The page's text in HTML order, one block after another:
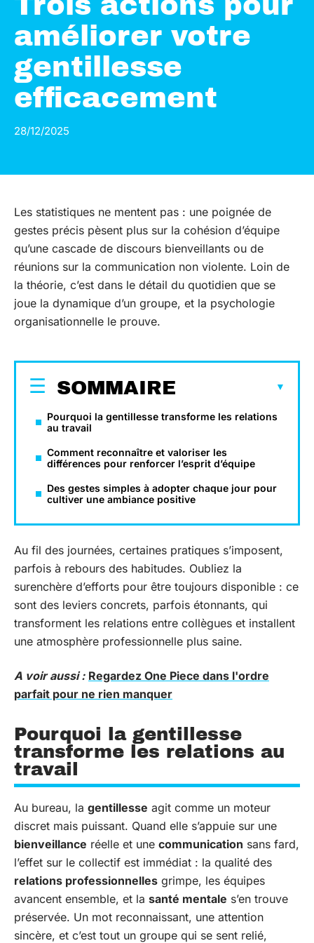
améliorer votre
gentillesse
efficacement
28/12/2025
Les statistiques ne mentent pas : une poignée de
gestes précis pèsent plus sur la cohésion d’équipe
qu’une cascade de discours bienveillants ou de
réunions sur la communication non violente. Loin de
la théorie, c’est dans le détail du quotidien que se
joue la dynamique d’un groupe, et la psychologie
organisationnelle le prouve.
SOMMAIRE
Pourquoi la gentillesse transforme les relations
au travail
Comment reconnaître et valoriser les
différences pour renforcer l’esprit d’équipe
Des gestes simples à adopter chaque jour pour
cultiver une ambiance positive
Au fil des journées, certaines pratiques s’imposent,
parfois à rebours des habitudes. Oubliez la
surenchère d’efforts pour être toujours disponible : ce
sont des leviers concrets, parfois étonnants, qui
transforment les relations entre collègues et installent
une atmosphère professionnelle plus saine.
A voir aussi : Regardez One Piece dans l'ordre
parfait pour ne rien manquer
Pourquoi la gentillesse
transforme les relations au
travail
Au bureau, la gentillesse agit comme un moteur
discret mais puissant. Quand elle s’appuie sur une
bienveillance réelle et une communication sans fard,
l’effet sur le collectif est immédiat : la qualité des
relations professionnelles grimpe, les équipes
avancent ensemble, et la santé mentale s’en trouve
préservée. Un mot reconnaissant, une attention
sincère, et c’est tout un groupe qui se sent relié,